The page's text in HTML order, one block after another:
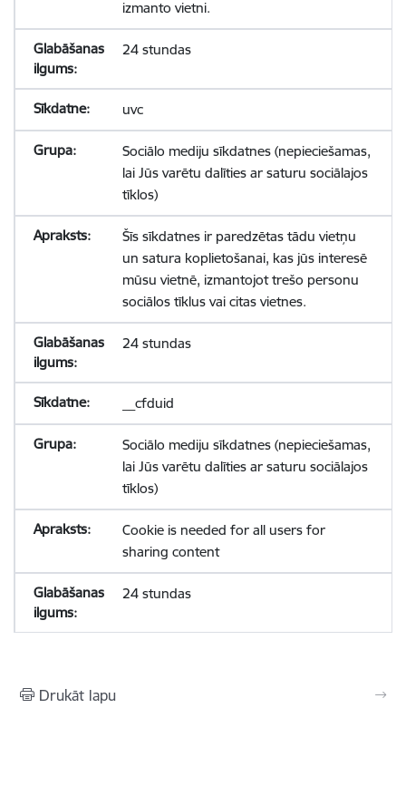
izmanto vietni.
24 stundas
uvc
Sociālo mediju sīkdatnes (nepieciešamas,
lai Jūs varētu dalīties ar saturu sociālajos
tīklos)
Šīs sīkdatnes ir paredzētas tādu vietņu
un satura koplietošanai, kas jūs interesē
mūsu vietnē, izmantojot trešo personu
sociālos tīklus vai citas vietnes.
24 stundas
__cfduid
Sociālo mediju sīkdatnes (nepieciešamas,
lai Jūs varētu dalīties ar saturu sociālajos
tīklos)
Cookie is needed for all users for
sharing content
24 stundas
Drukāt lapu